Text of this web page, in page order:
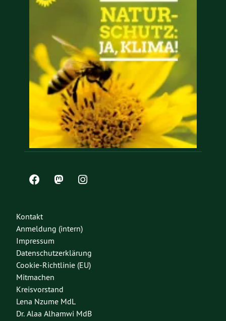
Kontakt
Anmeldung (intern)
Impressum
Datenschutzerklärung
Cookie-Richtlinie (EU)
Mitmachen
Kreisvorstand
Lena Nzume MdL
Dr. Alaa Alhamwi MdB